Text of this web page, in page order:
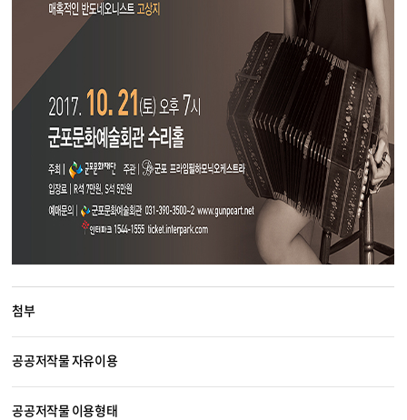
첨부
공공저작물 자유이용
공공저작물 이용형태